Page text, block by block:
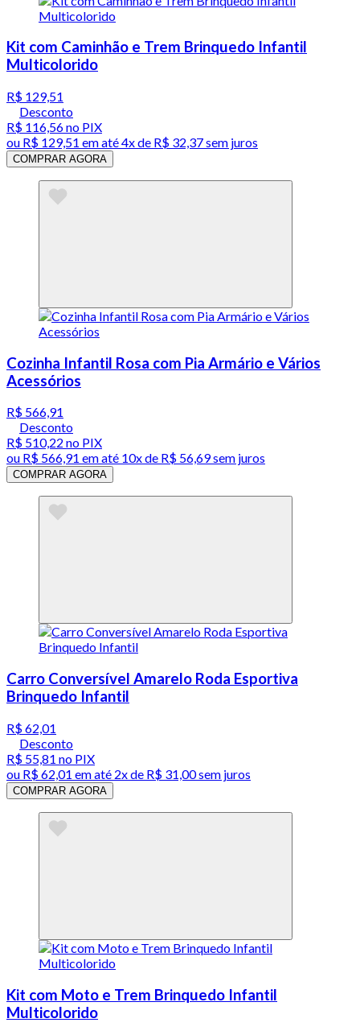
Kit com Caminhão e Trem Brinquedo Infantil
Multicolorido
R$ 129,51
Desconto
R$ 116,56no PIX
ou R$ 129,51 em até4x de R$ 32,37 sem juros
COMPRAR AGORA
Cozinha Infantil Rosa com Pia Armário e Vários
Acessórios
R$ 566,91
Desconto
R$ 510,22 no PIX
ou R$ 566,91 em até 10x de R$ 56,69 sem juros
COMPRAR AGORA
Carro Conversível Amarelo Roda Esportiva
Brinquedo Infantil
R$ 62,01
Desconto
R$ 55,81 no PIX
ou R$ 62,01 em até 2x de R$ 31,00 sem juros
COMPRAR AGORA
Kit com Moto e Trem Brinquedo Infantil
Multicolorido